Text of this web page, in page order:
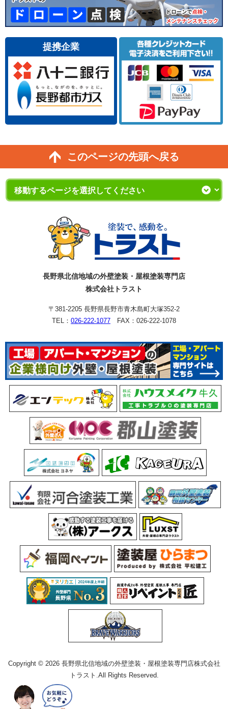
提携企業
このページの先頭へ戻る
長野県北信地域の外壁塗装・屋根塗装専門店
株式会社トラスト
〒381-2205 長野県長野市青木島町大塚352-2
TEL： 026-222-1077 FAX：026-222-1078
Copyright © 2026 長野県北信地域の外壁塗装・屋根塗装専門店株式会社
トラスト.All Rights Reserved.